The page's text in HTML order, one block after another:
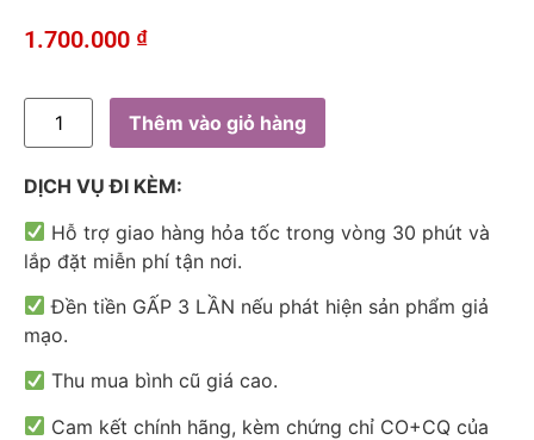
1.700.000 ₫
Thêm vào giỏ hàng
DỊCH VỤ ĐI KÈM:
Hỗ trợ giao hàng hỏa tốc trong vòng 30 phút và
lắp đặt miễn phí tận nơi.
Đền tiền GẤP 3 LẦN nếu phát hiện sản phẩm giả
mạo.
Thu mua bình cũ giá cao.
Cam kết chính hãng, kèm chứng chỉ CO+CQ của